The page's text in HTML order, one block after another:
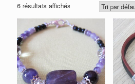
6 résultats affichés